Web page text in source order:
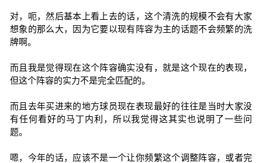
对，呃，然后基本上看上去的话，这个清洗的规模不会有大家
想象的那么大，因为它要以现有阵容为主的话题不会频繁的洗
牌啊。
而且我是觉得现在这个阵容确实没有，就是这个现在的表现，
但这个阵容的实力不是完全匹配的。
而且去年买进来的地方球员现在表现最好的往往是当时大家没
有任何看好的马丁内利，所以我觉得这其实也说明了一些问
题。
嗯，今年的话，应该不是一个让你频繁这个调整阵容，或者完